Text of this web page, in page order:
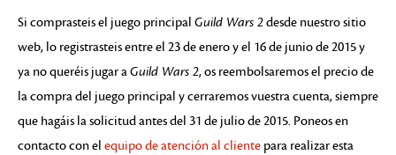
Si comprasteis el juego principal Guild Wars 2desde nuestro sitio
web, lo registrasteis entre el 23 de enero y el 16 de junio de 2015 y
ya no queréis jugar aGuild Wars 2, os reembolsaremos el precio de
la compra del juego principal y cerraremos vuestra cuenta, siempre
que hagáis la solicitud antes del 31 de julio de 2015. Poneos en
contacto con el equipo de atención al cliente para realizar esta